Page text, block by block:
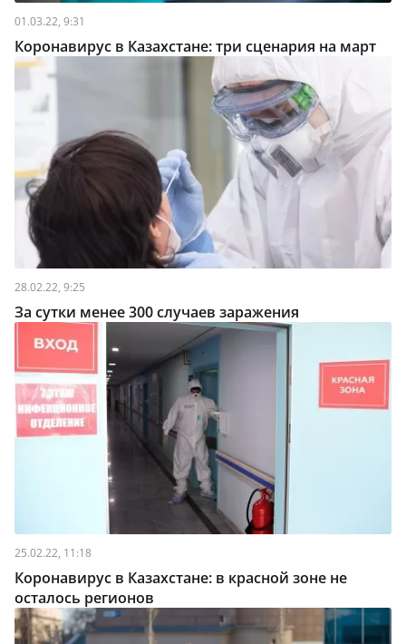
01.03.22, 9:31
Коронавирус в Казахстане: три сценария на март
28.02.22, 9:25
За сутки менее 300 случаев заражения
25.02.22, 11:18
Коронавирус в Казахстане: в красной зоне не
осталось регионов